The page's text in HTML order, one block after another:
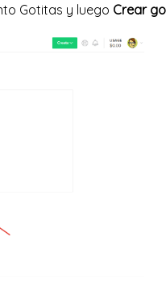
Gotitas y luego Crear